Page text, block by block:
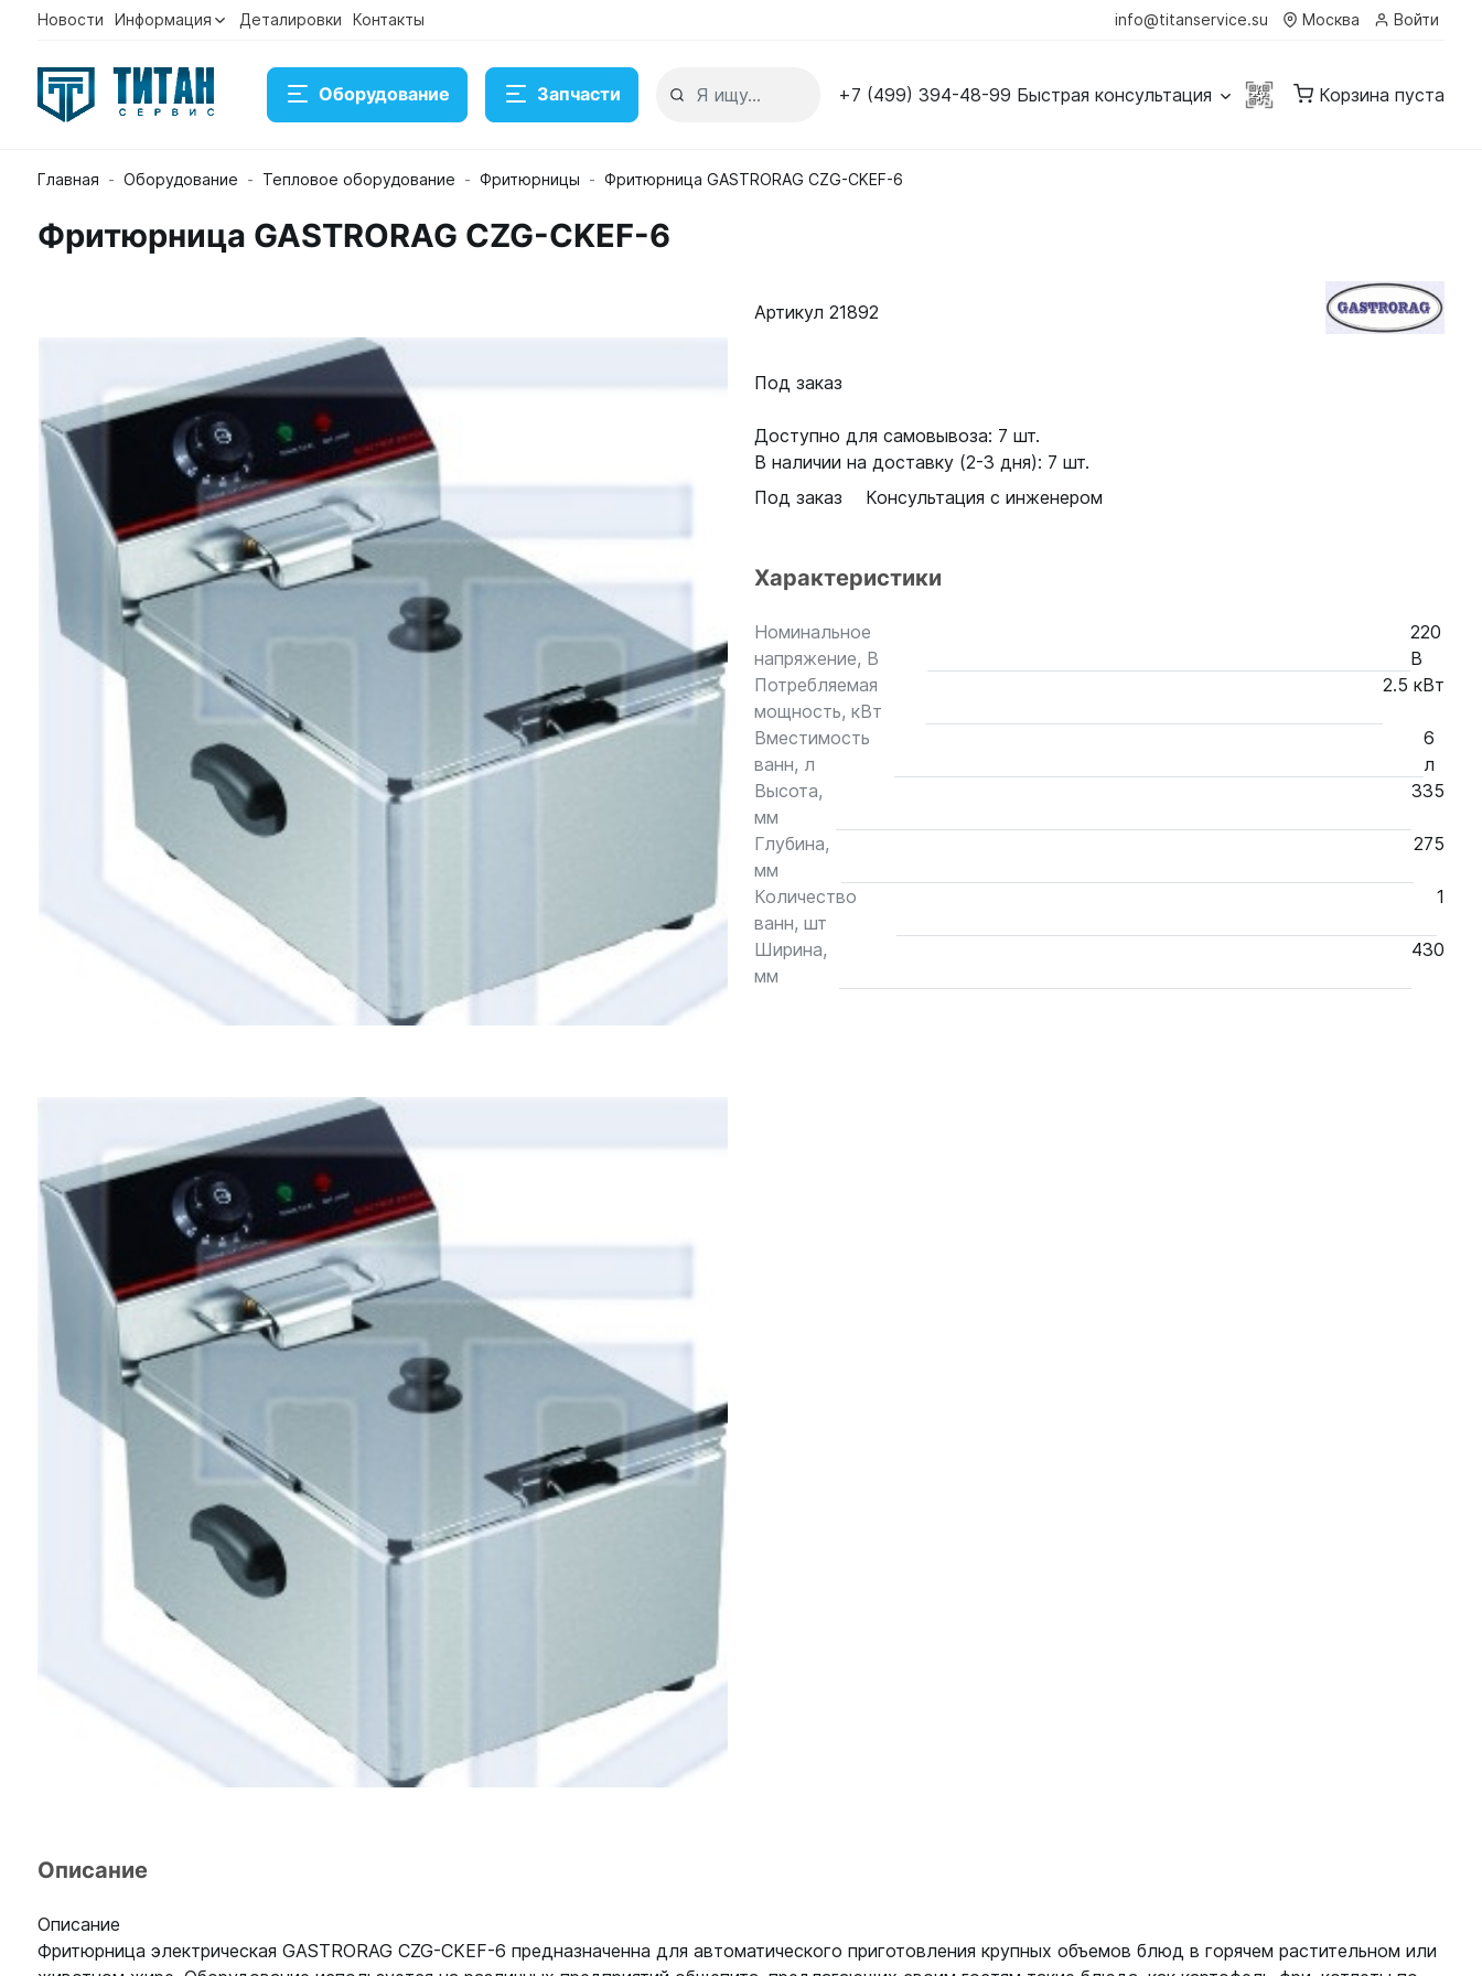
Новости Информация Деталировки Контакты info@titanservice.su Москва Войти
Оборудование Запчасти +7 (499) 394-48-99 Быстрая консультация Корзина пуста
Главная Оборудование Тепловое оборудование Фритюрницы Фритюрница GASTRORAG CZG-CKEF-6
Консультация
Фритюрница GASTRORAG CZG-CKEF-6
Артикул 21892
Под заказ
Доступно для самовывоза: 7 шт.
В наличии на доставку (2-3 дня): 7 шт.
Под заказ
Консультация с инженером
Характеристики
Номинальное
напряжение, В
220
В
Потребляемая
мощность, кВт
2.5 кВт
Вместимость
ванн, л
6
л
Высота,
мм
335
Глубина,
мм
275
Количество
ванн, шт
1
Ширина,
мм
430
Описание
Описание
Фритюрница электрическая GASTRORAG CZG-CKEF-6 предназначенна для автоматического приготовления крупных объемов блюд в горячем растительном или